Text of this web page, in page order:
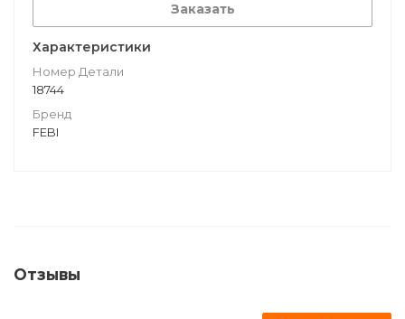
Заказать
Характеристики
Номер Детали
18744
Бренд
FEBI
Отзывы